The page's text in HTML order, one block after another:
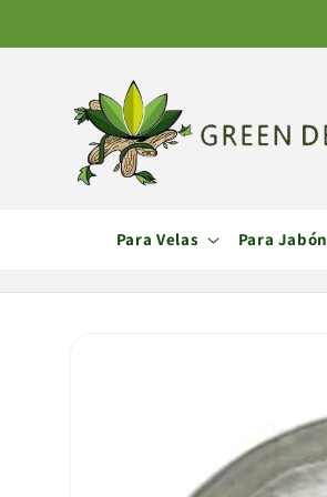
al contenido
Para Velas Para Jabón